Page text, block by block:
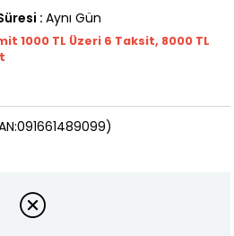
: Aynı Gün
1000 TL Üzeri 6 Taksit, 8000 TL